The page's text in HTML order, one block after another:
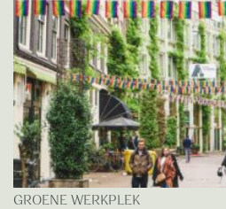
GROENE WERKPLEK